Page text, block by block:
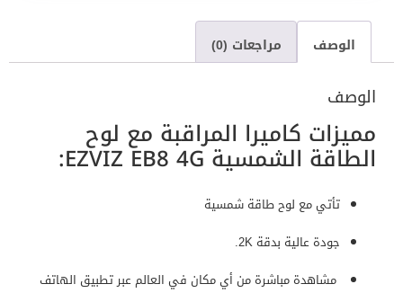
الوصف مراجعات (0)
الوصف
مميزات كاميرا المراقبة مع لوح
الطاقة الشمسية EZVIZ EB8 4G:
تأتي مع لوح طاقة شمسية
جودة عالية بدقة 2K.
مشاهدة مباشرة من أي مكان في العالم عبر تطبيق الهاتف